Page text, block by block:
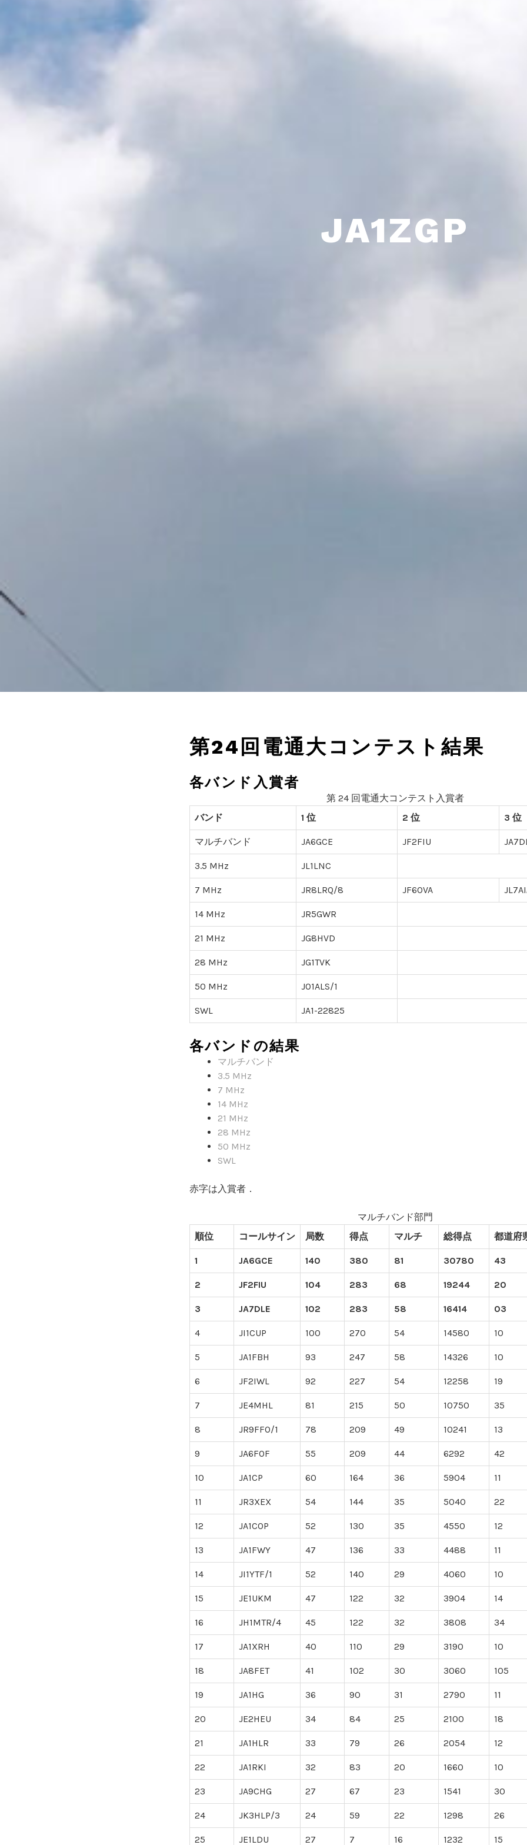
JA1ZGP
第24回電通大コンテスト結果
各バンド入賞者
第 24 回電通大コンテスト入賞者
バンド
1 位 2 位 3 位
マルチバンド JA6GCE JF2FIU
3.5 MHz JL1LNC
7 MHz JR8LRQ/8 JF6OVA
14 MHz JR5GWR
21 MHz JG8HVD
28 MHz JG1TVK
50 MHz JO1ALS/1
SWL JA1-22825
各バンドの結果
マルチバンド
3.5 MHz
7 MHz
14 MHz
21 MHz
28 MHz
50 MHz
SWL
赤字は入賞者．
マルチバンド部門
順位
コールサイン 局数 得点 マルチ 総得点 都道府
1 JA6GCE 140 380 81 30780 43
2 JF2FIU 104 283 68 19244 20
3 JA7DLE 102 283 58 16414 03
4 JI1CUP 100 270 54 14580 10
5 JA1FBH 93 247 58 14326 10
6 JF2IWL 92 227 54 12258 19
7 JE4MHL 81 215 50 10750 35
8 JR9FFO/1 78 209 49 10241 13
9 JA6FOF 55 209 44 6292 42
10 JA1CP 60 164 36 5904 11
11 JR3XEX 54 144 35 5040 22
12 JA1COP 52 130 35 4550 12
13 JA1FWY 47 136 33 4488 11
14 JI1YTF/1 52 140 29 4060 10
15 JE1UKM 47 122 32 3904 14
16 JH1MTR/4 45 122 32 3808 34
17 JA1XRH 40 110 29 3190 10
18 JA8FET 41 102 30 3060 105
19 JA1HG 36 90 31 2790 11
20 JE2HEU 34 84 25 2100 18
21 JA1HLR 33 79 26 2054 12
22 JA1RKI 32 83 20 1660 10
23 JA9CHG 27 67 23 1541 30
24 JK3HLP/3 24 59 22 1298 26
25 JE1LDU 27 7 16 1232 15